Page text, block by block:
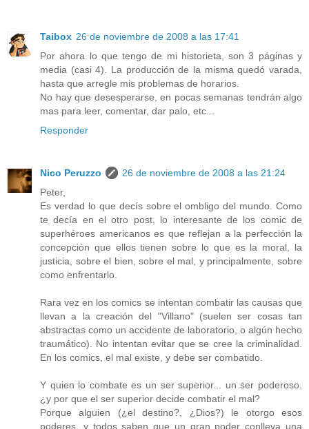
Taibox 26 de noviembre de 2008 a las 17:41
Por ahora lo que tengo de mi historieta, son 3 páginas y
media (casi 4). La producción de la misma quedó varada,
hasta que arregle mis problemas de horarios.
No hay que desesperarse, en pocas semanas tendrán algo
mas para leer, comentar, dar palo, etc...
Responder
Nico Peruzzo
26 de noviembre de 2008 a las 21:24
Peter,
Es verdad lo que decís sobre el ombligo del mundo. Como
te decía en el otro post, lo interesante de los comic de
superhéroes americanos es que reflejan a la perfección la
concepción que ellos tienen sobre lo que es la moral, la
justicia, sobre el bien, sobre el mal, y principalmente, sobre
como enfrentarlo.
Rara vez en los comics se intentan combatir las causas que
llevan a la creación del "Villano" (suelen ser cosas tan
abstractas como un accidente de laboratorio, o algún hecho
traumático). No intentan evitar que se cree la criminalidad.
En los comics, el mal existe, y debe ser combatido.
Y quien lo combate es un ser superior... un ser poderoso.
¿y por que el ser superior decide combatir el mal?
Porque alguien (¿el destino?, ¿Dios?) le otorgo esos
poderes, y todos saben que un gran poder conlleva una